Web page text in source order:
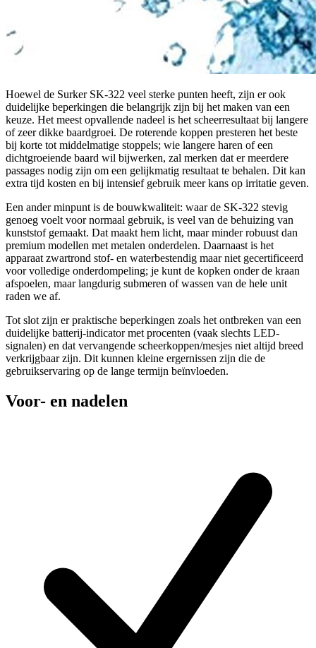
Hoewel de Surker SK-322 veel sterke punten heeft, zijn er ook
duidelijke beperkingen die belangrijk zijn bij het maken van een
keuze. Het meest opvallende nadeel is het scheerresultaat bij langere
of zeer dikke baardgroei. De roterende koppen presteren het beste
bij korte tot middelmatige stoppels; wie langere haren of een
dichtgroeiende baard wil bijwerken, zal merken dat er meerdere
passages nodig zijn om een gelijkmatig resultaat te behalen. Dit kan
extra tijd kosten en bij intensief gebruik meer kans op irritatie geven.
Een ander minpunt is de bouwkwaliteit: waar de SK-322 stevig
genoeg voelt voor normaal gebruik, is veel van de behuizing van
kunststof gemaakt. Dat maakt hem licht, maar minder robuust dan
premium modellen met metalen onderdelen. Daarnaast is het
apparaat zwartrond stof- en waterbestendig maar niet gecertificeerd
voor volledige onderdompeling; je kunt de kopken onder de kraan
afspoelen, maar langdurig submeren of wassen van de hele unit
raden we af.
Tot slot zijn er praktische beperkingen zoals het ontbreken van een
duidelijke batterij-indicator met procenten (vaak slechts LED-
signalen) en dat vervangende scheerkoppen/mesjes niet altijd breed
verkrijgbaar zijn. Dit kunnen kleine ergernissen zijn die de
gebruikservaring op de lange termijn beïnvloeden.
Voor- en nadelen